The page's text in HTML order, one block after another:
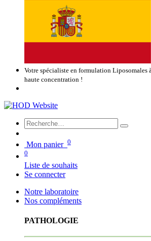
Votre spécialiste en formulation Liposomales
haute concentration !
Mon panier 0
0
Liste de souhaits
Se connecter
Notre laboratoire
Nos compléments
PATHOLOGIE